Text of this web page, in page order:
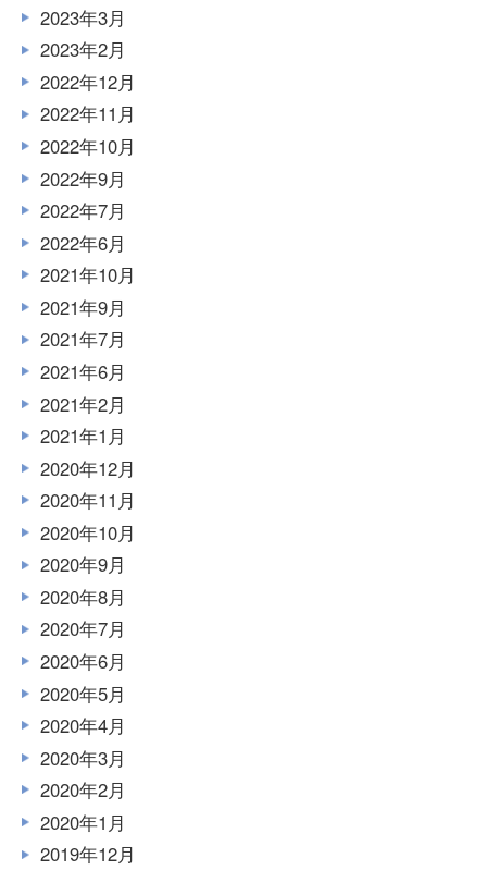
2023年3月
2023年2月
2022年12月
2022年11月
2022年10月
2022年9月
2022年7月
2022年6月
2021年10月
2021年9月
2021年7月
2021年6月
2021年2月
2021年1月
2020年12月
2020年11月
2020年10月
2020年9月
2020年8月
2020年7月
2020年6月
2020年5月
2020年4月
2020年3月
2020年2月
2020年1月
2019年12月